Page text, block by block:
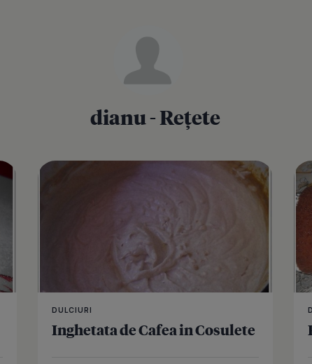
dianu - Rețete
Gogosi cu
DULCIURI
Inghetata de Cafea in Cosulete